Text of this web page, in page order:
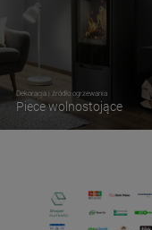
Dekoracja i źródło ogrzewania
Piece wolnostojące